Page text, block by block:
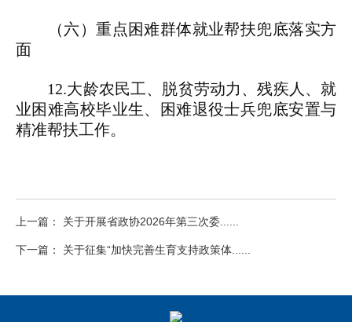
（六）重点困难群体就业帮扶兜底落实方
面
12.大龄农民工、脱贫劳动力、残疾人、就
业困难高校毕业生、困难退役士兵兜底安置与
精准帮扶工作。
上一篇： 关于开展省政协2026年第三次委......
下一篇： 关于征集“加快完善生育支持政策体......